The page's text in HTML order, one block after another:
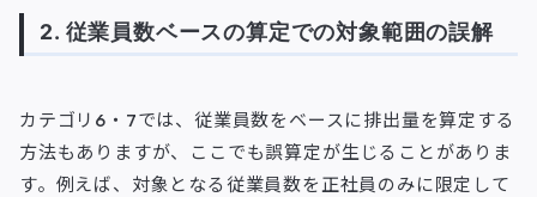
2. 従業員数ベースの算定での対象範囲の誤解
カテゴリ6・7では、従業員数をベースに排出量を算定する
方法もありますが、ここでも誤算定が生じることがありま
す。例えば、対象となる従業員数を正社員のみに限定して